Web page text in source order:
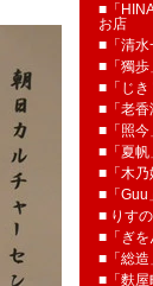
■「
お店
■「清水
■「獨歩
■「じき
■「老香
■「照今
■「夏帆
■「木乃
■「Guu
■ りす
■「ぎを
■「総造
■「麩屋